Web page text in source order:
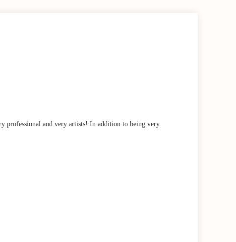
professional and very artists! In addition to being very